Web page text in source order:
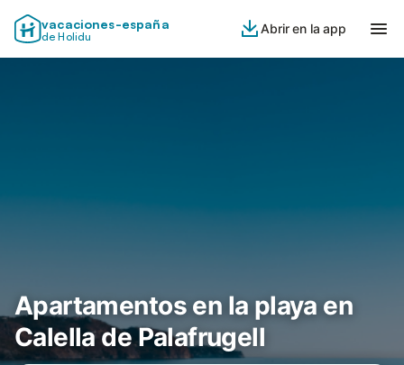
vacaciones-españa
de Holidu
Abrir en la app
Apartamentos en la playa en
Calella de Palafrugell